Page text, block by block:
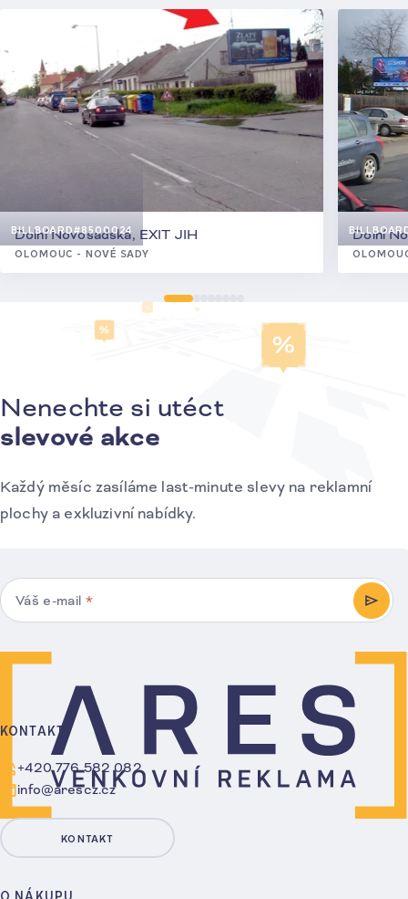
BILLBOARD#8500024
Dolní Novosadská, EXIT JIH
OLOMOUC - NOVÉ SADY
Dolní
Přihlášení k odběru novinek
Nenechte si utéct
slevové akce
Každý měsíc zasíláme last-minute slevy na reklamní
plochy a exkluzivní nabídky.
Váš e-mail *
O NÁKUPU
KONTAKT
+420 776 582 082
info@arescz.cz
KONTAKT